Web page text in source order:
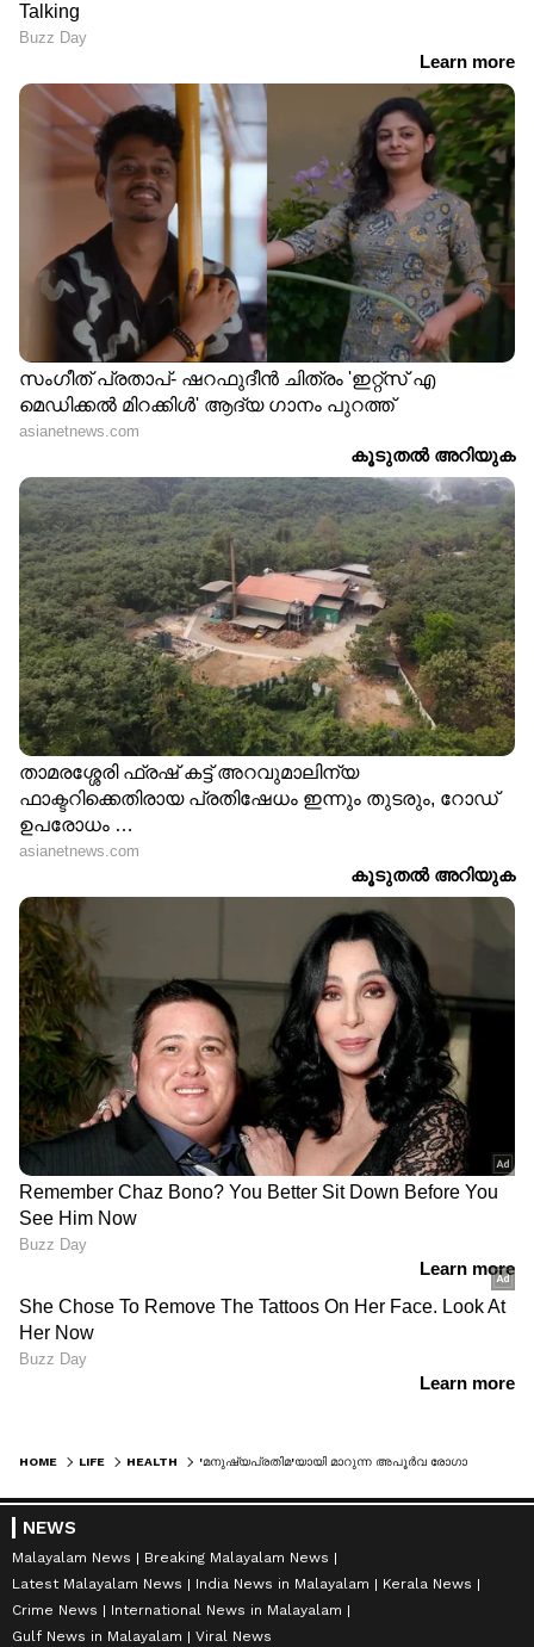
HOME LIFE HEALTH
NEWS
Malayalam News
Breaking Malayalam News
Latest Malayalam News
India News in Malayalam
Kerala News
Crime News
International News in Malayalam
Gulf News in Malayalam
Viral News